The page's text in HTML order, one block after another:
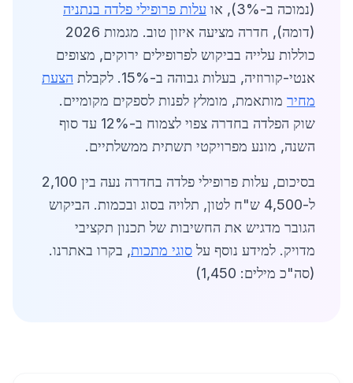
(נמוכה ב-3%), או
עלות פרופילי פלדה בנתניה
(דומה), חדרה מציעה איזון טוב. מגמות 2026
כוללות עלייה בביקוש לפרופילים ירוקים, מצופים
אנטי-קורוזיה, בעלות גבוהה ב-15%. לקבלת
הצעת
מחיר מותאמת, מומלץ לפנות לספקים מקומיים.
שוק הפלדה בחדרה צפוי לצמוח ב-12% עד סוף
השנה, מונע מפרויקטי תשתית ממשלתיים.
בסיכום, עלות פרופילי פלדה בחדרה נעה בין 2,100
ל-4,500 ש"ח לטון, תלויה בסוג ובכמות. הביקוש
הגובר מדגיש את החשיבות של תכנון תקציבי
מדויק. למידע נוסף על סוגי מתכות, בקרו באתרנו.
(סה"כ מילים: 1,450)